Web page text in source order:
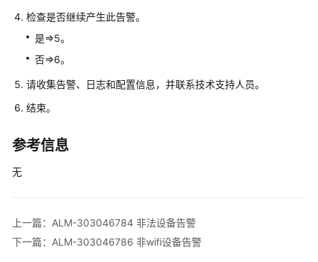
档
格
清
介
告
警
检查是否继续产生此告警。
是=>5。
否=>6。
请收集告警、日志和配置信息，并联系技术支持人员。
结束。
参考信息
无
上一篇：ALM-303046784 非法设备告警
下一篇：ALM-303046786 非wifi设备告警